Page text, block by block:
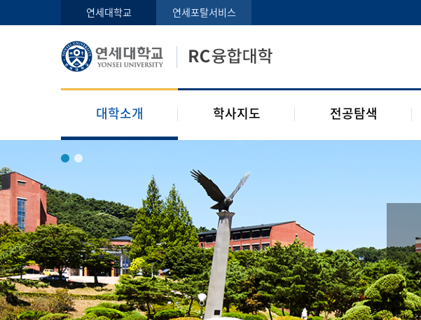
연세대학교 연세포탈서비스
대학소개 학사지도 전공탐색
인사말
오시는 길
공지사항
학사지도사